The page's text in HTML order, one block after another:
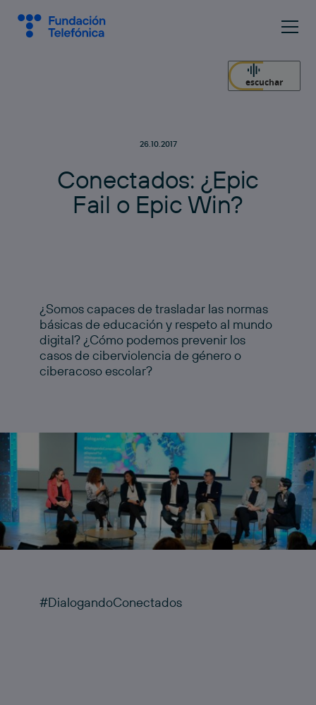
escuchar
26.10.2017
Conectados: ¿Epic
Fail o EpicWin?
¿Somos capaces de trasladar las normas
básicas de educación y respeto al mundo
digital? ¿Cómo podemos prevenir los
casos de ciberviolencia de género o
ciberacoso escolar?
#DialogandoConectados